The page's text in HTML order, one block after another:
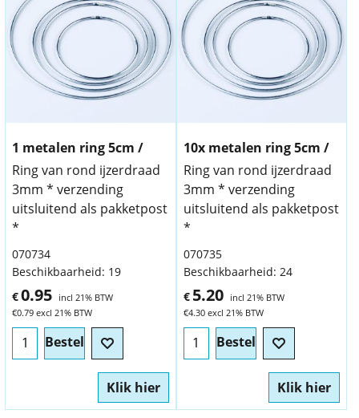
1 metalen ring 5cm /
Ring van rond ijzerdraad
3mm * verzending
uitsluitend als pakketpost
*
€0.95 incl 21% BTW
€0.79 excl 21% BTW
070734
Beschikbaarheid: 19
Bestel
Klik hier
10x metalen ring 5cm /
Ring van rond ijzerdraad
3mm * verzending
uitsluitend als pakketpost
*
€ 5.20
incl 21% BTW
€4.30 excl 21% BTW
070735
Beschikbaarheid: 24
Bestel
Klik hier